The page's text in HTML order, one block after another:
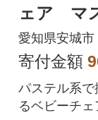
ェア マ
ーフティ
付き
愛知県安城市
寄付金額
パステル系で
るベビーチェ